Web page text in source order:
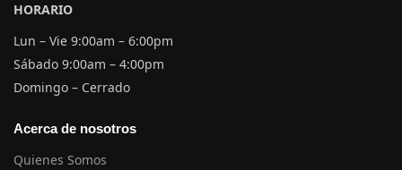
HORARIO
Lun – Vie 9:00am – 6:00pm
Sábado 9:00am – 4:00pm
Domingo – Cerrado
Acerca de nosotros
Quienes Somos